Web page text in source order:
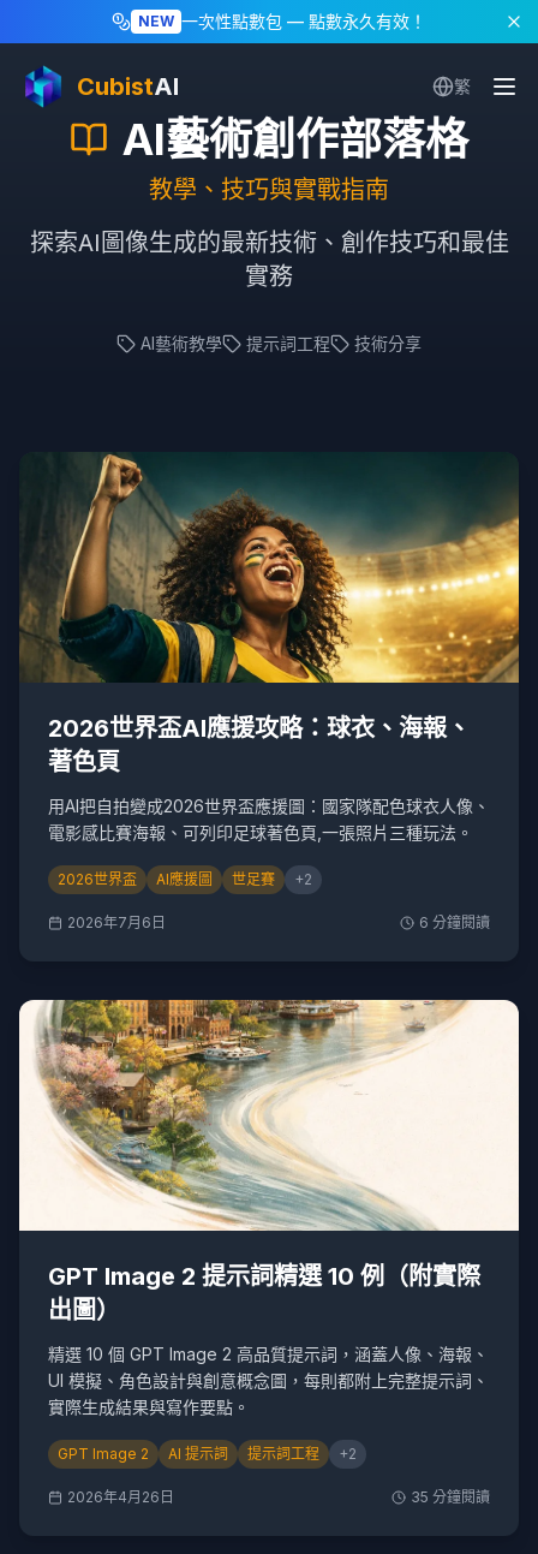
NEW 一次性點數包 — 點數永久有效！
CubistAI 繁
AI藝術創作部落格
教學、技巧與實戰指南
探索AI圖像生成的最新技術、創作技巧和最佳
實務
AI藝術教學 提示詞工程 技術分享
2026世界盃AI應援攻略：球衣、海報、
著色頁
用AI把自拍變成2026世界盃應援圖：國家隊配色球衣人像、
電影感比賽海報、可列印足球著色頁,一張照片三種玩法。
2026世界盃 AI應援圖 世足賽 +2
2026年7月6日 6 分鐘閱讀
GPT Image 2 提示詞精選 10 例（附實際
出圖）
精選 10 個 GPT Image 2 高品質提示詞，涵蓋人像、海報、
UI 模擬、角色設計與創意概念圖，每則都附上完整提示詞、
實際生成結果與寫作要點。
GPT Image 2 AI 提示詞 提示詞工程 +2
2026年4月26日 35 分鐘閱讀